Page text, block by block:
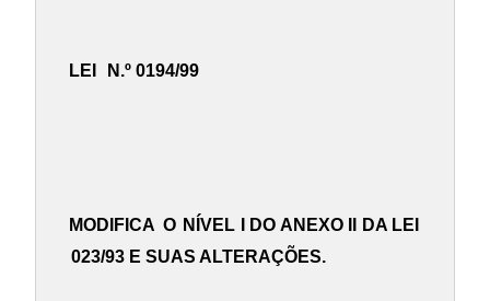
LEI N.º 0194/99
MODIFICA O NÍVEL I DO ANEXO II DA LEI
023/93 E SUAS ALTERAÇÕES.